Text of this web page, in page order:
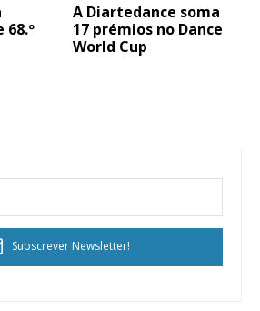
68.º
A Diartedance soma
17 prémios no Dance
World Cup
Subscrever Newsletter!